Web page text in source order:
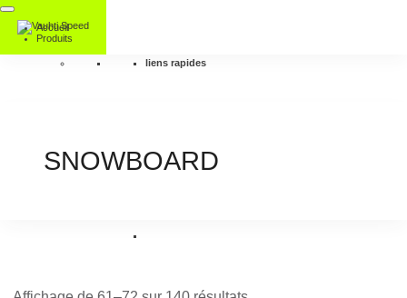
Accueil
Produits
liens rapides
SNOWBOARD